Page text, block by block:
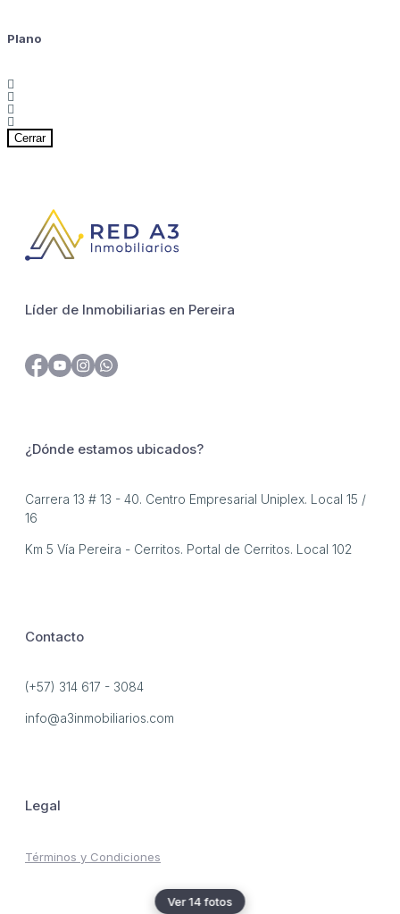
Ver 14 fotos
Plano
Cerrar
Líder de Inmobiliarias en Pereira
¿Dónde estamos ubicados?
Carrera 13 # 13 - 40. Centro Empresarial Uniplex. Local 15 /
16
Km 5 Vía Pereira - Cerritos. Portal de Cerritos. Local 102
Contacto
(+57) 314 617 - 3084
info@a3inmobiliarios.com
Legal
Términos y Condiciones